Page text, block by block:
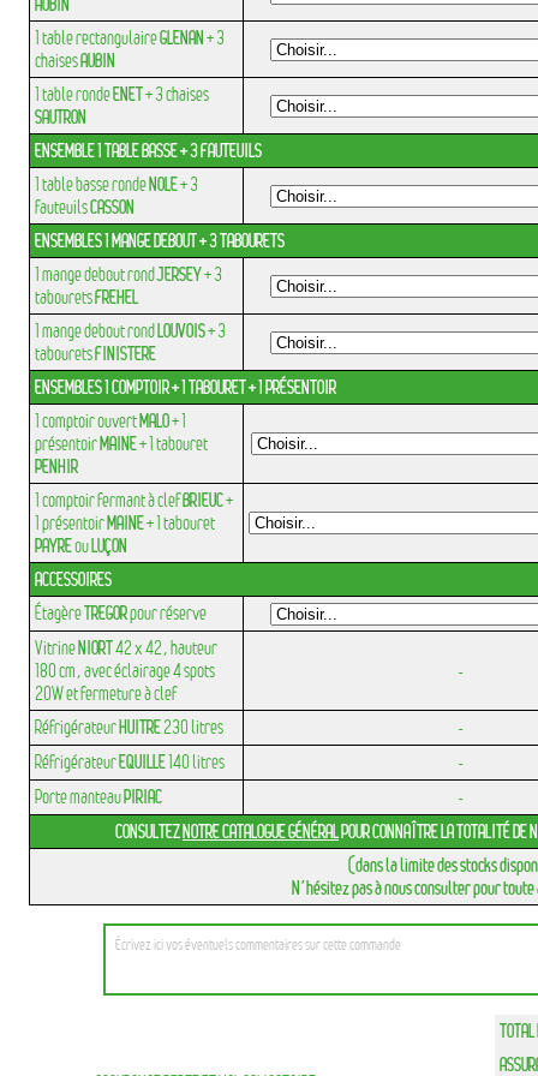
1table rectangulaireGLENAN+ 3
chaisesAUBIN
1table rondeENET+ 3chaises
SAUTRON
ENSEMBLE 1 TABLE BASSE + 3 FAUTEUILS
1table basse rondeNOLE+ 3
fauteuilsCASSON
ENSEMBLES 1 MANGE DEBOUT + 3 TABOURETS
1mange debout rondJERSEY+ 3
tabouretsFREHEL
1mange debout rondLOUVOIS+ 3
tabouretsFINISTERE
ENSEMBLES 1 COMPTOIR + 1 TABOURET + 1 PRÉSENTOIR
1comptoir ouvertMALO+ 1
présentoirMAINE+ 1tabouret
PENHIR
1comptoir fermant à clefBRIEUC+
1présentoirMAINE+ 1 tabouret
PAYREouLUÇON
ACCESSOIRES
ÉtagèreTREGORpour réserve
VitrineNIORT42 x 42, hauteur
180 cm, avec éclairage 4 spots
20W et fermeture à clef
-
RéfrigérateurHUITRE230 litres
-
RéfrigérateurEQUILLE140 litres
-
Porte manteauPIRIAC
-
CONSULTEZNOTRE CATALOGUE GÉNÉRALPOUR CONNAÎTRE LA TOTALITÉ DE
(dans la limite des stocks
N’hésitez pas à nous consulter pour